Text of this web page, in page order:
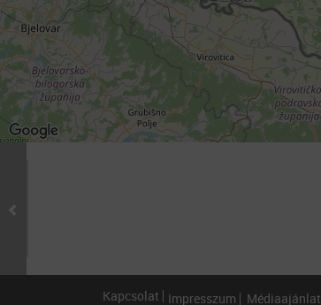
Kapcsolat Impresszum Médiaajánlat